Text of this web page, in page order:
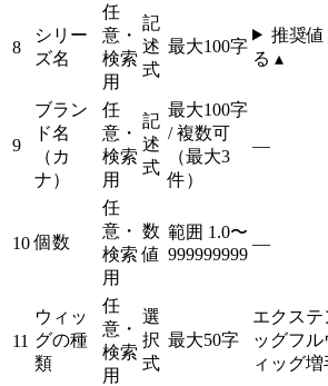
8
シリー
ズ名
任
意・
検索
用
記
述
式
最大100字
推奨値
る ▴
9
ブラン
ド名
（カ
ナ）
任
意・
検索
用
記
述
式
最大100字
/ 複数可
（最大3
件）
—
10 個数
任
意・
検索
用
数
値
範囲 1.0〜
999999999
—
11
ウィッ
グの種
類
任
意・
検索
用
選
択
式
最大50字
エクステ
ッグフル
ィッグ増